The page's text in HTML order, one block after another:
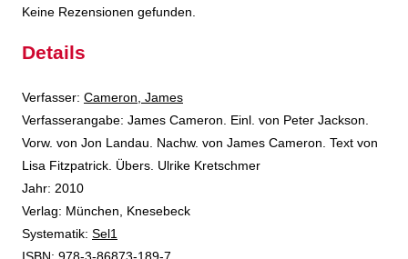
Keine Rezensionen gefunden.
Details
Verfasser: Suche nach diesem Verfasser
Cameron, James
Verfasserangabe: James Cameron. Einl. von Peter Jackson.
Vorw. von Jon Landau. Nachw. von James Cameron. Text von
Lisa Fitzpatrick. Übers. Ulrike Kretschmer
Jahr: 2010
Verlag: München, Knesebeck
opens in new tab
Diesen Link in neuem Tab öffnen
Systematik: Suche nach dieser Systematik
Sel1